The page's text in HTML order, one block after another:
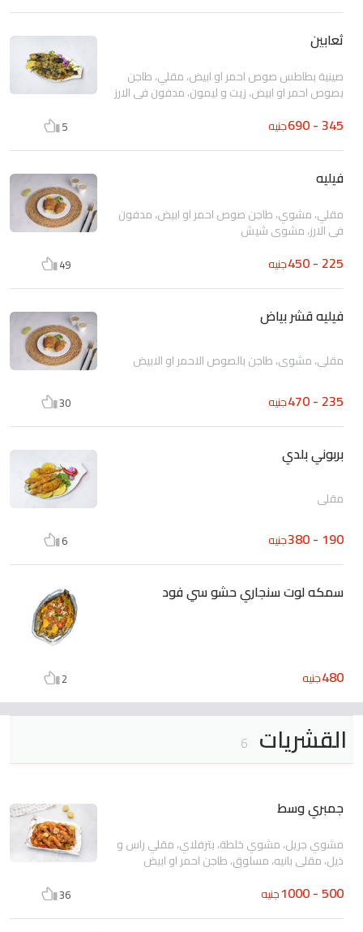
ثعابين
صينية بطاطس صوص احمر او ابيض، مقلي، طاجن
بصوص احمر او ابيض، زيت و ليمون، مدفون في الارز
345 - 690 جنيه 5
فيليه
مقلي، مشوي، طاجن صوص احمر او ابيض، مدفون
في الارز، مشوي شيش
225 - 450 جنيه 49
فيليه قشر بياض
مقلي، مشوي، طاجن بالصوص الاحمر او الابيض
235 - 470 جنيه 30
بربوني بلدي
مقلي
190 - 380 جنيه 6
سمكه لوت سنجاري حشو سي فود
480جنيه 2
القشريات 6
جمبري وسط
مشوي جريل، مشوي خلطة، بترفلاي، مقلي راس و
ذيل، مقلي بانيه، مسلوق، طاجن احمر او ابيض
500 - 1000 جنيه 36